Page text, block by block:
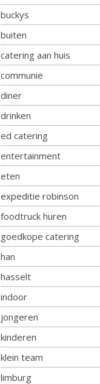
buckys
buiten
catering aan huis
communie
diner
drinken
ed catering
entertainment
eten
expeditie robinson
foodtruck huren
goedkope catering
han
hasselt
indoor
jongeren
kinderen
klein team
limburg